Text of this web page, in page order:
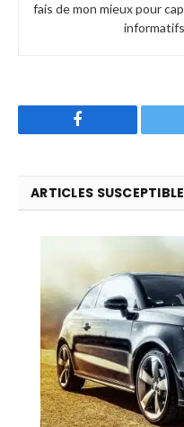
fais de mon mieux pour
ARTICLES